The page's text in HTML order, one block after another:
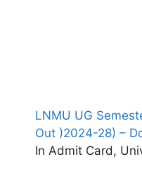
LNMU UG
Out )2024-28) –
In Admit Card,